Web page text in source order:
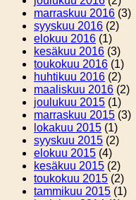
marraskuu 2016 (3)
syyskuu 2016 (2)
elokuu 2016 (1)
kesäkuu 2016 (3)
toukokuu 2016 (1)
huhtikuu 2016 (2)
maaliskuu 2016 (2)
joulukuu 2015 (1)
marraskuu 2015 (3)
lokakuu 2015 (1)
syyskuu 2015 (2)
elokuu 2015 (4)
kesäkuu 2015 (2)
toukokuu 2015 (2)
tammikuu 2015 (1)